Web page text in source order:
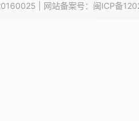
| 网站备案号： 闽ICP备